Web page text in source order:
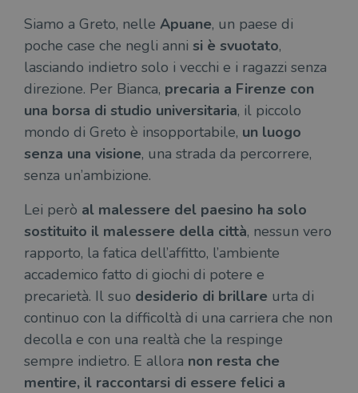
Siamo a Greto, nelle Apuane, un paese di
poche case che negli anni si è svuotato,
lasciando indietro solo i vecchi e i ragazzi senza
direzione. Per Bianca, precaria a Firenze con
una borsa di studio universitaria, il piccolo
mondo di Greto è insopportabile, un luogo
senza una visione, una strada da percorrere,
senza un’ambizione.
Lei però al malessere del paesino ha solo
sostituito il malessere della città, nessun vero
rapporto, la fatica dell’affitto, l’ambiente
accademico fatto di giochi di potere e
precarietà. Il suo desiderio di brillare urta di
continuo con la difficoltà di una carriera che non
decolla e con una realtà che la respinge
sempre indietro. E allora non resta che
mentire, il raccontarsi di essere felici a